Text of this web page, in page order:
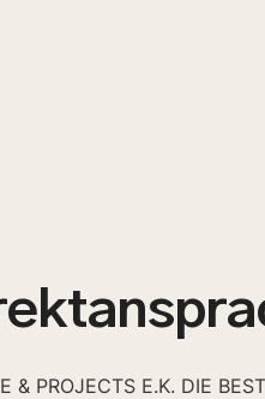
& PROJECTS E.K. DIE